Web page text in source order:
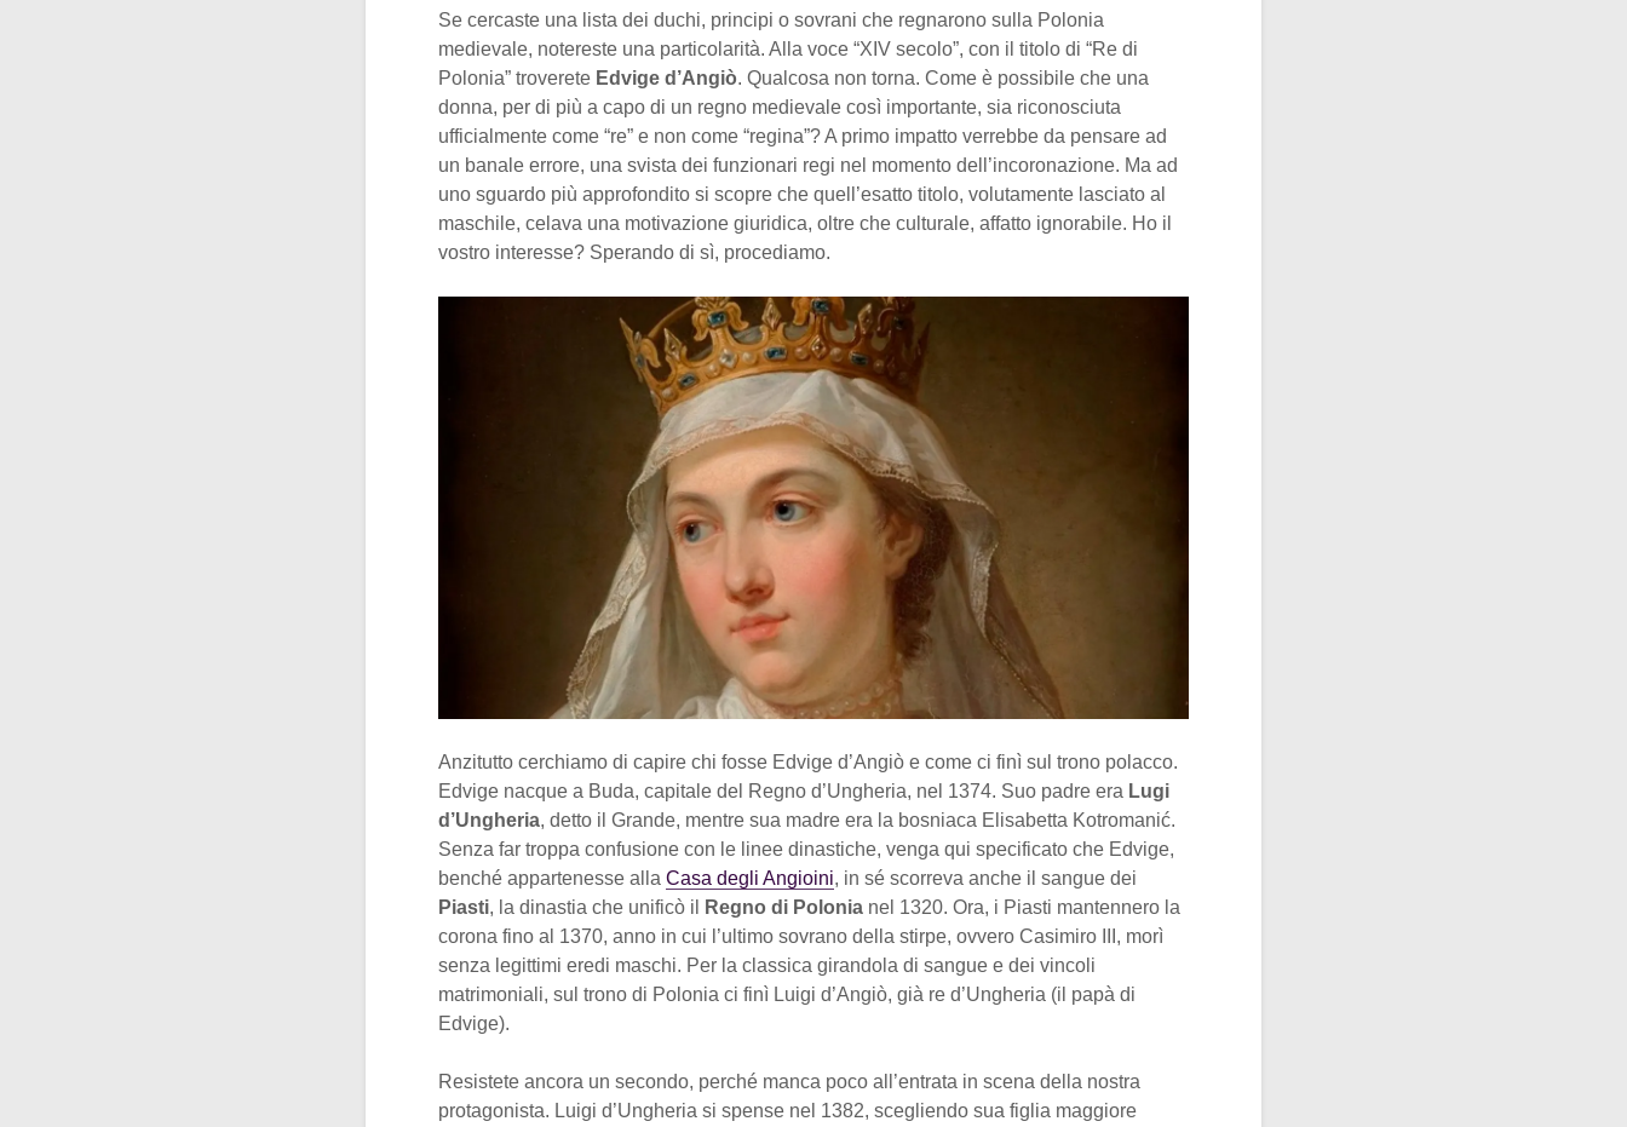
Se cercaste una lista dei duchi, principi o sovrani che regnarono sulla Polonia
medievale, notereste una particolarità. Alla voce “XIV secolo”, con il titolo di “Re di
Polonia” troverete Edvige d’Angiò. Qualcosa non torna. Come è possibile che una
donna, per di più a capo di un regno medievale così importante, sia riconosciuta
ufficialmente come “re” e non come “regina”? A primo impatto verrebbe da pensare ad
un banale errore, una svista dei funzionari regi nel momento dell’incoronazione. Ma ad
uno sguardo più approfondito si scopre che quell’esatto titolo, volutamente lasciato al
maschile, celava una motivazione giuridica, oltre che culturale, affatto ignorabile. Ho il
vostro interesse? Sperando di sì, procediamo.
Anzitutto cerchiamo di capire chi fosse Edvige d’Angiò e come ci finì sul trono polacco.
Edvige nacque a Buda, capitale del Regno d’Ungheria, nel 1374. Suo padre era Lugi
d’Ungheria, detto il Grande, mentre sua madre era la bosniaca Elisabetta Kotromanić.
Senza far troppa confusione con le linee dinastiche, venga qui specificato che Edvige,
benché appartenesse alla Casa degli Angioini, in sé scorreva anche il sangue dei
Piasti, la dinastia che unificò il Regno di Polonia nel 1320. Ora, i Piasti mantennero la
corona fino al 1370, anno in cui l’ultimo sovrano della stirpe, ovvero Casimiro III, morì
senza legittimi eredi maschi. Per la classica girandola di sangue e dei vincoli
matrimoniali, sul trono di Polonia ci finì Luigi d’Angiò, già re d’Ungheria (il papà di
Edvige).
Resistete ancora un secondo, perché manca poco all’entrata in scena della nostra
protagonista. Luigi d’Ungheria si spense nel 1382, scegliendo sua figlia maggiore